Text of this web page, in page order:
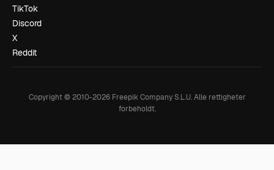
TikTok
Discord
X
Reddit
Copyright © 2010-2026Freepik Company S.L.U. Alle rettigheter
forbeholdt.